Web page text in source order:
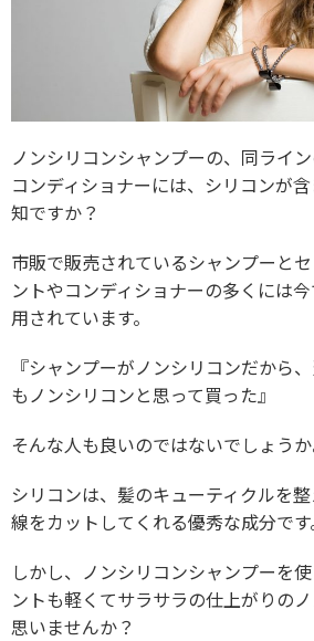
ノンシリコンシャンプーの、同ライ
コンディショナーには、シリコンが
知ですか？
市販で販売されているシャンプーと
ントやコンディショナーの多くには今
用されています。
『シャンプーがノンシリコンだから
もノンシリコンと思って買った』
そんな人も良いのではないでしょうか
シリコンは、髪のキューティクルを
線をカットしてくれる優秀な成分です
しかし、ノンシリコンシャンプーを
ントも軽くてサラサラの仕上がりの
思いませんか？